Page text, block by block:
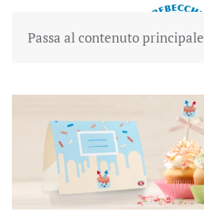
Passa al contenuto principale